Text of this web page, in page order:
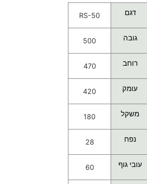
דגם RS-50
גובה 500
רוחב 470
עומק 420
משקל 180
נפח 28
עובי גוף 60